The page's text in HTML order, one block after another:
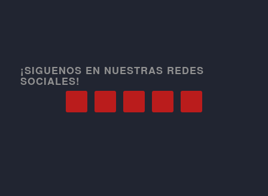
¡SIGUENOS EN NUESTRAS REDES
SOCIALES!